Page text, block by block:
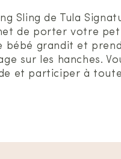
Sling de Tula
de porter votre
bébé grandit et
sur les hanches.
et participer à